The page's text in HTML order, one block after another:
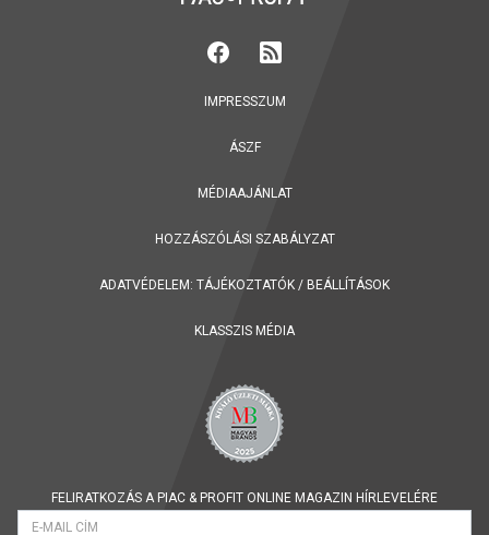
IMPRESSZUM
ÁSZF
MÉDIAAJÁNLAT
HOZZÁSZÓLÁSI SZABÁLYZAT
ADATVÉDELEM: TÁJÉKOZTATÓK / BEÁLLÍTÁSOK
KLASSZIS MÉDIA
FELIRATKOZÁS A PIAC & PROFIT ONLINE MAGAZIN HÍRLEVELÉRE